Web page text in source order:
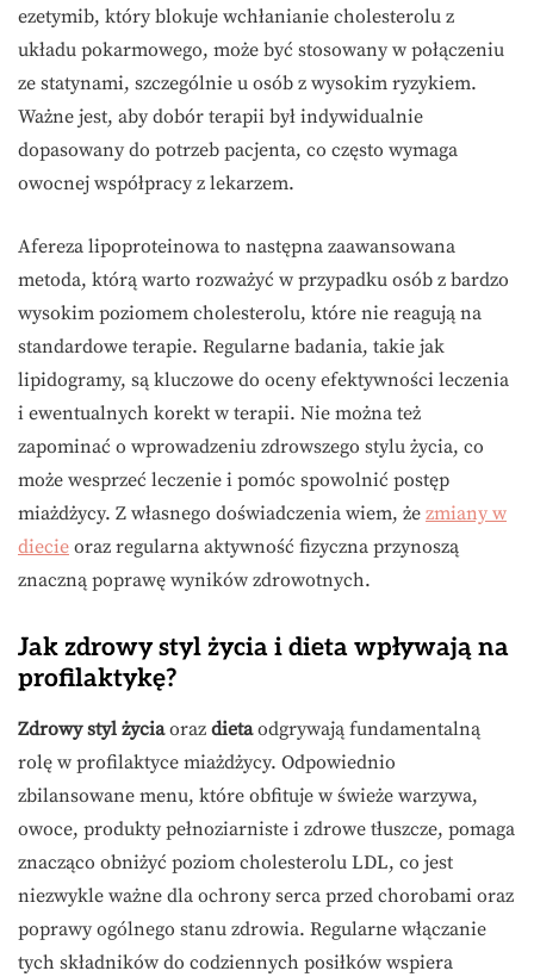
ezetymib, który blokuje wchłanianie cholesterolu z
układu pokarmowego, może być stosowany w połączeniu
ze statynami, szczególnie u osób z wysokim ryzykiem.
Ważne jest, aby dobór terapii był indywidualnie
dopasowany do potrzeb pacjenta, co często wymaga
owocnej współpracy z lekarzem.
Afereza lipoproteinowa to następna zaawansowana
metoda, którą warto rozważyć w przypadku osób z bardzo
wysokim poziomem cholesterolu, które nie reagują na
standardowe terapie. Regularne badania, takie jak
lipidogramy, są kluczowe do oceny efektywności leczenia
i ewentualnych korekt w terapii. Nie można też
zapominać o wprowadzeniu zdrowszego stylu życia, co
może wesprzeć leczenie i pomóc spowolnić postęp
miażdżycy. Z własnego doświadczenia wiem, że zmiany w
diecie oraz regularna aktywność fizyczna przynoszą
znaczną poprawę wyników zdrowotnych.
Jak zdrowy styl życia i dieta wpływają na
profilaktykę?
Zdrowy styl życiaoraz dietaodgrywają fundamentalną
rolę w profilaktyce miażdżycy. Odpowiednio
zbilansowane menu, które obfituje w świeże warzywa,
owoce, produkty pełnoziarniste i zdrowe tłuszcze, pomaga
znacząco obniżyć poziom cholesterolu LDL, co jest
niezwykle ważne dla ochrony serca przed chorobami oraz
poprawy ogólnego stanu zdrowia. Regularne włączanie
tych składników do codziennych posiłków wspiera